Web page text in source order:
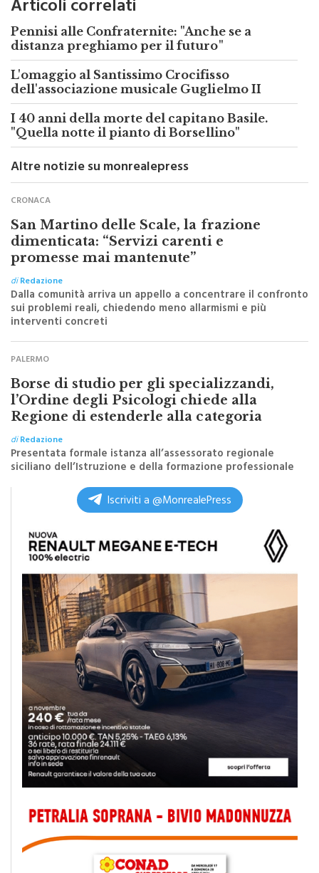
Pennisi alle Confraternite: "Anche se a
distanza preghiamo per il futuro"
L'omaggio al Santissimo Crocifisso
dell'associazione musicale Guglielmo II
I 40 anni della morte del capitano Basile.
"Quella notte il pianto di Borsellino"
Altre notizie su monrealepress
CRONACA
San Martino delle Scale, la frazione
dimenticata: “Servizi carenti e
promesse mai mantenute”
diRedazione
Dalla comunità arriva un appello a concentrare il confronto
sui problemi reali, chiedendo meno allarmismi e più
interventi concreti
PALERMO
Borse di studio per gli specializzandi,
l’Ordine degli Psicologi chiede alla
Regione di estenderle alla categoria
diRedazione
Presentata formale istanza all’assessorato regionale
siciliano dell’Istruzione e della formazione professionale
Iscriviti a @MonrealePress